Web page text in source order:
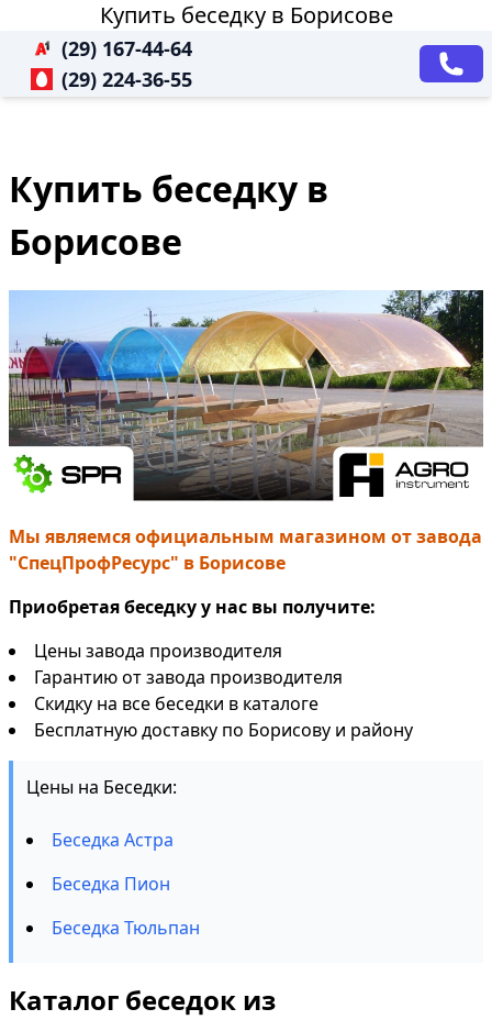
Купить беседку в Борисове
(29) 167-44-64
(29) 224-36-55
Купить беседку в
Борисове
Мы являемся официальным магазином от завода
"СпецПрофРесурс" в Борисове
Приобретая беседку у нас вы получите:
Цены завода производителя
Гарантию от завода производителя
Скидку на все беседки в каталоге
Бесплатную доставку по Борисову и району
Цены на Беседки:
Беседка Астра
Беседка Пион
Беседка Тюльпан
Каталог беседок из